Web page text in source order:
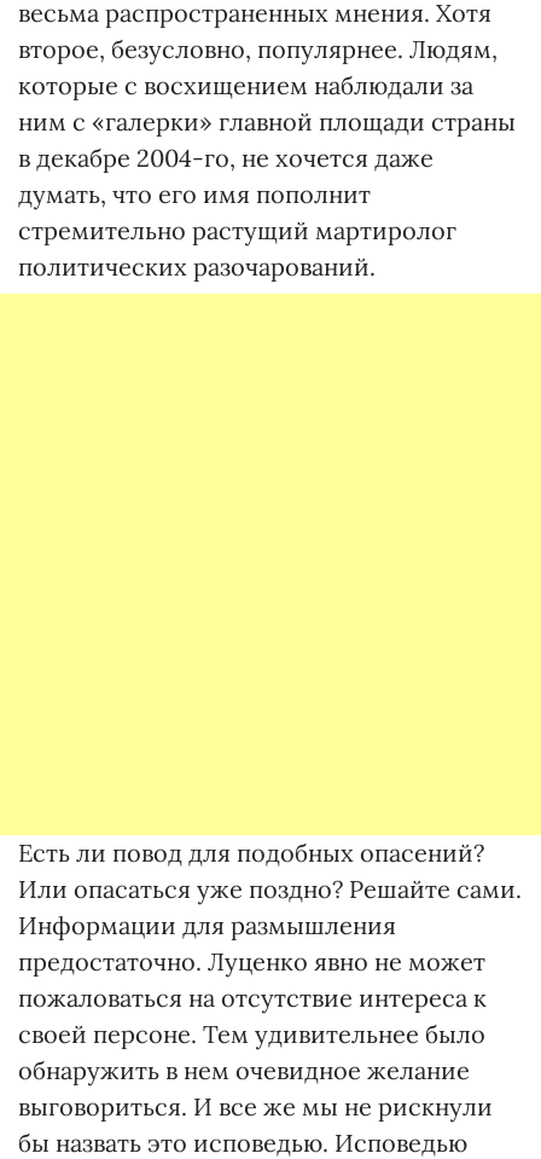
весьма распространенных мнения. Хотя
второе, безусловно, популярнее. Людям,
которые с восхищением наблюдали за
ним с «галерки» главной площади страны
в декабре 2004-го, не хочется даже
думать, что его имя пополнит
стремительно растущий мартиролог
политических разочарований.
Есть ли повод для подобных опасений?
Или опасаться уже поздно? Решайте сами.
Информации для размышления
предостаточно. Луценко явно не может
пожаловаться на отсутствие интереса к
своей персоне. Тем удивительнее было
обнаружить в нем очевидное желание
выговориться. И все же мы не рискнули
бы назвать это исповедью. Исповедью